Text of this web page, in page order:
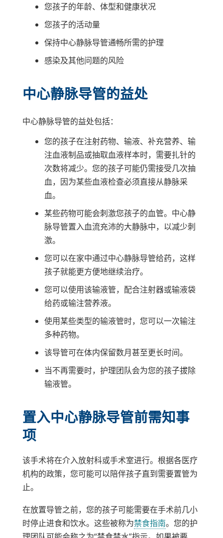
您孩子的年龄、体型和健康状况
您孩子的活动量
保持中心静脉导管通畅所需的护理
感染及其他问题的风险
中心静脉导管的益处
中心静脉导管的益处包括：
您的孩子在注射药物、输液、补充营养、输
注血液制品或抽取血液样本时，需要扎针的
次数将减少。您的孩子可能仍需接受几次抽
血，因为某些血液检查必须直接从静脉采
血。
某些药物可能会刺激您孩子的血管。中心静
脉导管置入血流充沛的大静脉中，以减少刺
激。
您可以在家中通过中心静脉导管给药，这样
孩子就能更方便地继续治疗。
您可以使用该输液管，配合注射器或输液袋
给药或输注营养液。
使用某些类型的输液管时，您可以一次输注
多种药物。
该导管可在体内保留数月甚至更长时间。
当不再需要时，护理团队会为您的孩子拔除
输液管。
置入中心静脉导管前需知事
项
该手术将在介入放射科或手术室进行。根据各医疗
机构的政策，您可能可以陪伴孩子直到需要置管为
止。
在放置导管之前，您的孩子可能需要在手术前几小
时停止进食和饮水。这些被称为禁食指南。您的护